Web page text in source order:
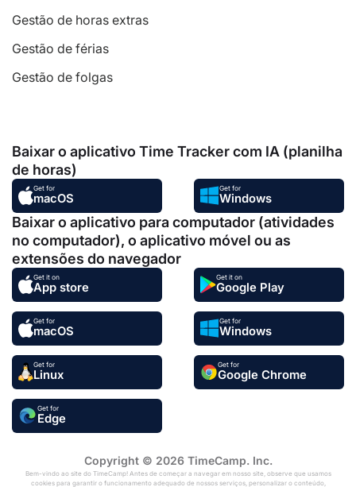
Gestão de horas extras
Gestão de férias
Gestão de folgas
Baixar o aplicativo Time Tracker com IA (planilha
de horas)
Get for
macOS
Get for
Windows
Baixar o aplicativo para computador (atividades
no computador), o aplicativo móvel ou as
extensões do navegador
Get it on
App store
Get it on
Google Play
Get for
macOS
Get for
Windows
Get for
Linux
Get for
Google Chrome
Get for
Edge
Copyright © 2026 TimeCamp. Inc.
Bem-vindo ao site do TimeCamp! Antes de começar a navegar em nosso site, observe que usamos
cookies para garantir o funcionamento adequado de nossos serviços, personalizar o conteúdo,